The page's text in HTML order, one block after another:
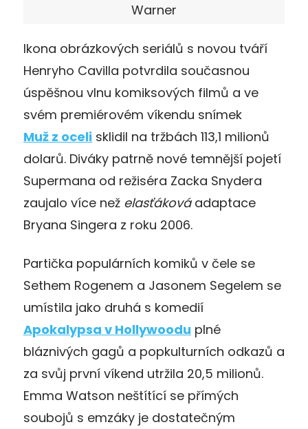
Warner
Ikona obrázkových seriálů s novou tváří
Henryho Cavilla potvrdila současnou
úspěšnou vlnu komiksových filmů a ve
svém premiérovém víkendu snímek
Muž z oceli sklidil na tržbách 113,1 milionů
dolarů. Diváky patrně nové temnější pojetí
Supermana od režiséra Zacka Snydera
zaujalo více než elasťákováadaptace
Bryana Singera z roku 2006.
Partička populárních komiků v čele se
Sethem Rogenem a Jasonem Segelem se
umístila jako druhá s komedií
Apokalypsa v Hollywoodu plné
bláznivých gagů a popkulturních odkazů a
za svůj první víkend utržila 20,5 milionů.
Emma Watson neštítící se přímých
soubojů s emzáky je dostatečným